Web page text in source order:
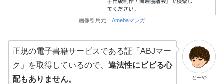
画像引用元： Amebaマンガ
とーや
正規の電子書籍サービスである証「ABJマー
ク」を取得しているので、 違法性にビビる心
配もありません。